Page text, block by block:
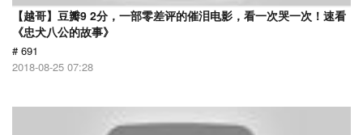
【越哥】豆瓣9 2分，一部零差评的催泪电影，看一次哭一次！速看
《忠犬八公的故事》
# 691
2018-08-25 07:28